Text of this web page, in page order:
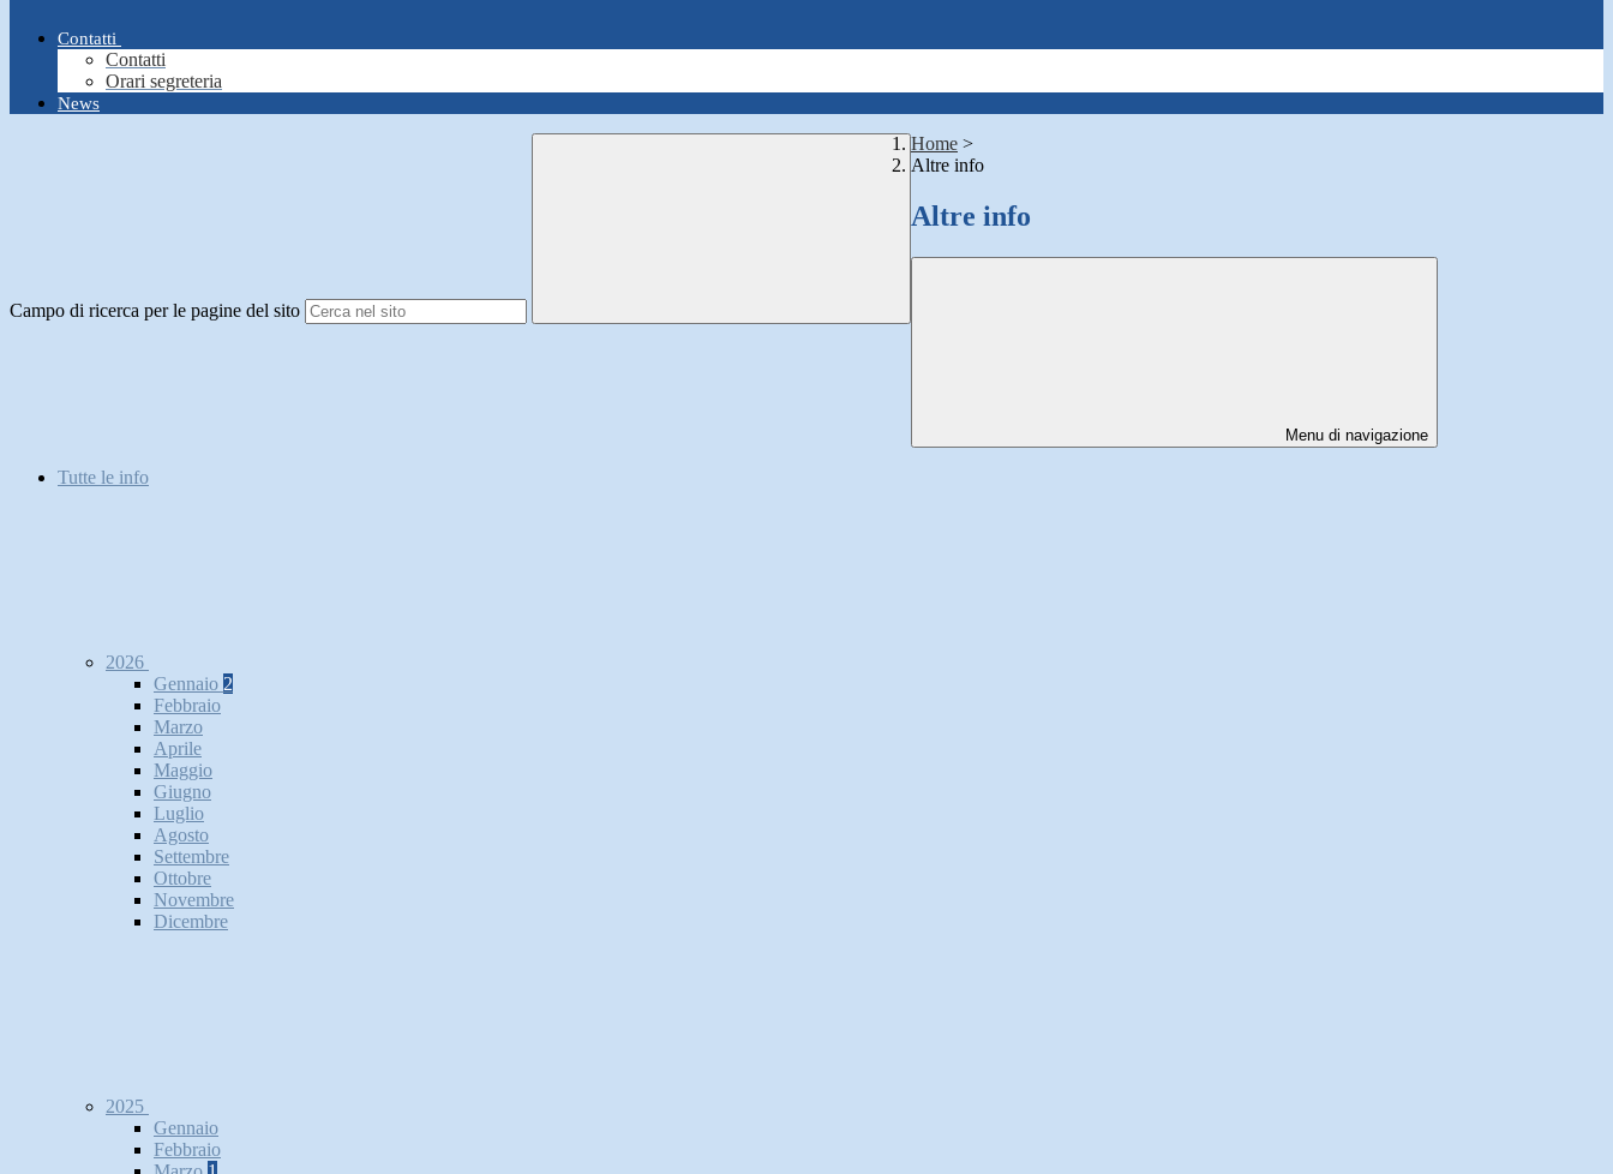
Contatti
Contatti
Orari segreteria
News
Campo di ricerca per le pagine del sito
Home >
Altre info
Altre info
Menu di navigazione
Tutte le info
2026
Gennaio 2
Febbraio
Marzo
Aprile
Maggio
Giugno
Luglio
Agosto
Settembre
Ottobre
Novembre
Dicembre
2025
Gennaio
Febbraio